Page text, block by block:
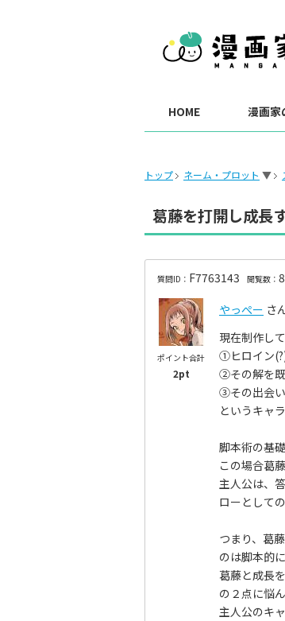
HOME 漫画家
トップ ネーム・プロット ▼
葛藤を打開し成長
質問ID： F7763143 閲覧数：
ポイント合計
2pt
やっぺー さ
現在制作し
①ヒロイン
②その解を
③その出会
というキャ
脚本術の基
この場合葛
主人公は、
ローとして
つまり、葛
のは脚本的
葛藤と成長
の２点に悩
主人公のキ